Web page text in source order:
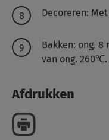
Decoreren:
Bakken: ong.
van ong. 260℃.
Afdrukken